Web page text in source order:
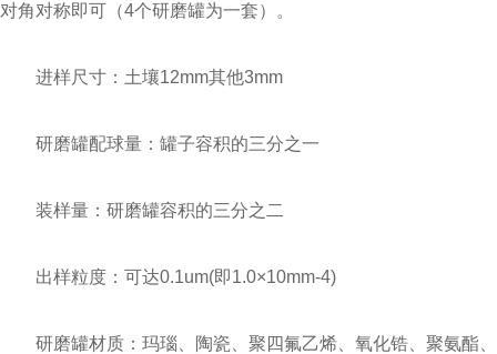
对角对称即可（4个研磨罐为一套）。
进样尺寸：土壤12mm其他3mm
研磨罐配球量：罐子容积的三分之一
装样量：研磨罐容积的三分之二
出样粒度：可达0.1um(即1.0×10mm-4)
研磨罐材质：玛瑙、陶瓷、聚四氟乙烯、氧化锆、聚氨酯